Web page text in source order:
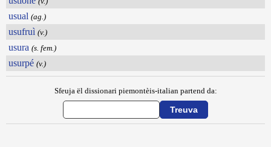
usual (ag.)
usufruì (v.)
usura (s. fem.)
usurpé (v.)
Sfeuja ël dissionari piemontèis-italian partend da: